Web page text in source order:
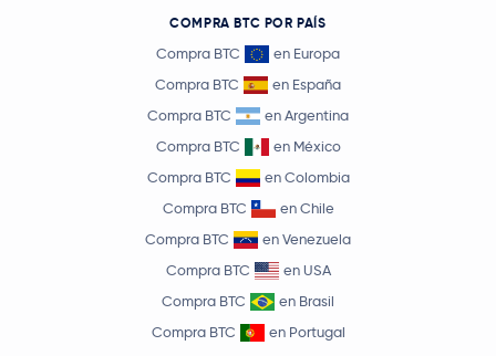
COMPRA BTC POR PAÍS
Compra BTC
en Europa
Compra BTC
en España
Compra BTC
en Argentina
Compra BTC
en México
Compra BTC
en Colombia
Compra BTC
en Chile
Compra BTC
en Venezuela
Compra BTC
en USA
Compra BTC
en Brasil
Compra BTC
en Portugal